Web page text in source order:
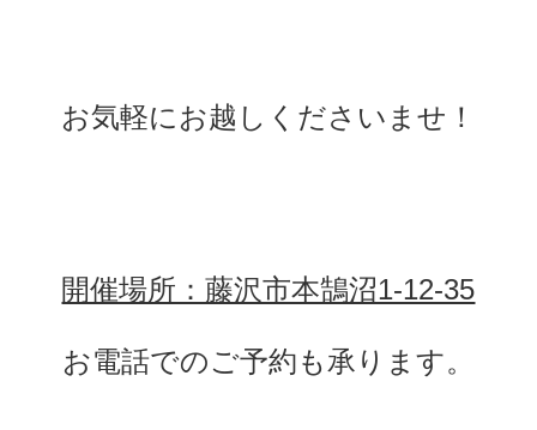
お気軽にお越しくださいませ！
開催場所：藤沢市本鵠沼1-12-35
お電話でのご予約も承ります。